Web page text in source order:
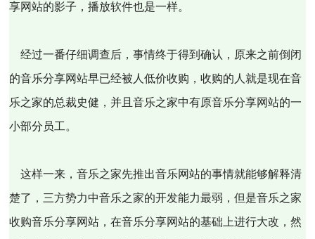
享网站的影子，播放软件也是一样。
经过一番仔细调查后，事情终于得到确认，原来之前倒闭
的音乐分享网站早已经被人低价收购，收购的人就是现在音
乐之家的总裁史健，并且音乐之家中有原音乐分享网站的一
小部分员工。
这样一来，音乐之家先推出音乐网站的事情就能够解释清
楚了，三方势力中音乐之家的开发能力最弱，但是音乐之家
收购音乐分享网站，在音乐分享网站的基础上进行大改，然